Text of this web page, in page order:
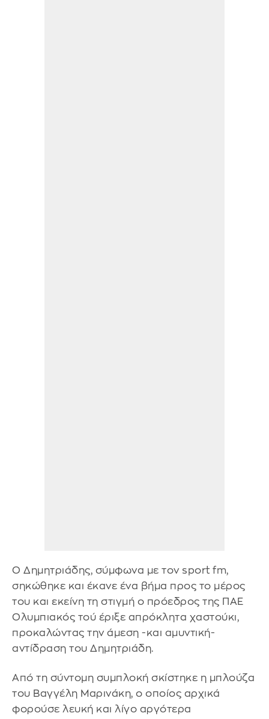
Ο Δημητριάδης, σύμφωνα με τον sport fm,
σηκώθηκε και έκανε ένα βήμα προς το μέρος
του και εκείνη τη στιγμή ο πρόεδρος της ΠΑΕ
Ολυμπιακός τού έριξε απρόκλητα χαστούκι,
προκαλώντας την άμεση -και αμυντική-
αντίδραση του Δημητριάδη.
Από τη σύντομη συμπλοκή σκίστηκε η μπλούζα
του Βαγγέλη Μαρινάκη, ο οποίος αρχικά
φορούσε λευκή και λίγο αργότερα